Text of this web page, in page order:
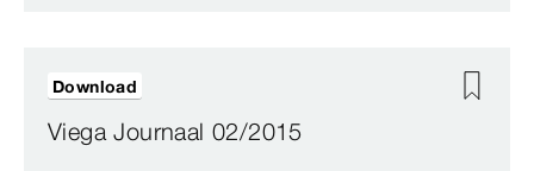
Viega Journaal 02/2015
Download